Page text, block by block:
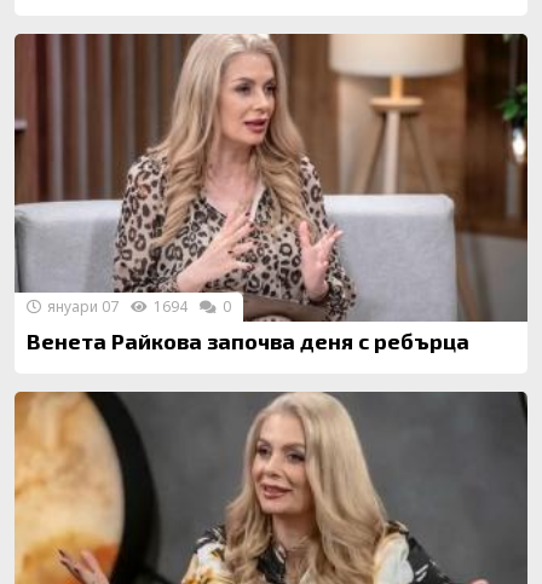
Венета Райкова започва деня с ребърца
януари 07 1694 0